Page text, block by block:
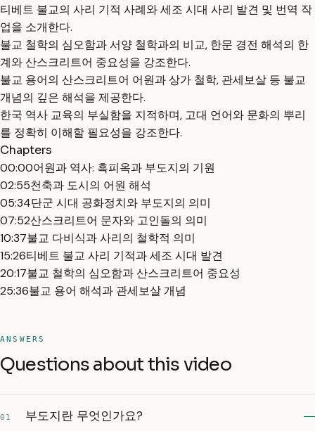
티베트 불교의 사리 기적 사례와 세조 시대 사리 발견 및 번역 작
업을 소개한다.
불교 철학의 심오함과 서양 철학과의 비교, 한문 경전 해석의 한
계와 산스크리트어 중요성을 강조한다.
불교 용어의 산스크리트어 어원과 상가 철학, 관세보살 등 불교
개념의 깊은 해석을 제공한다.
한국 역사 교육의 부실함을 지적하며, 고대 언어와 문화의 뿌리
를 정확히 이해할 필요성을 강조한다.
Chapters
00:00어원과 역사: 흑피옥과 부도지의 기원
02:55천축과 도시의 어원 해석
05:34단군 시대 공화정치와 부도지의 의미
07:52산스크리트어 문자와 고인돌의 의미
10:37불교 다비식과 사리의 철학적 의미
15:26티베트 불교 사리 기적과 세조 시대 발견
20:17불교 철학의 심오함과 산스크리트어 중요성
25:36불교 용어 해석과 관세보살 개념
ANSWERS
Questions about this video
01 부도지란 무엇인가요?